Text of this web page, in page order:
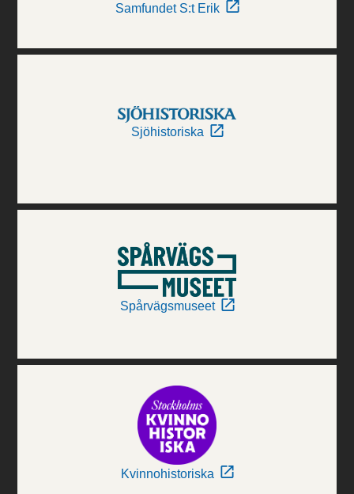
Samfundet S:t Erik
Sjöhistoriska
Spårvägsmuseet
Kvinnohistoriska